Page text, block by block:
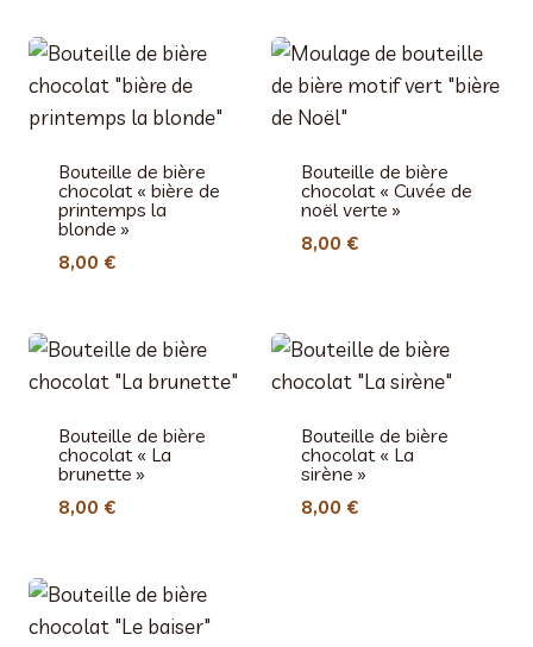
Bouteille de bière
chocolat « bière de
printemps la
blonde »
8,00 €
Bouteille de bière
chocolat « Cuvée de
noël verte »
8,00 €
Bouteille de bière
chocolat « La
brunette »
8,00 €
Bouteille de bière
chocolat « La
sirène »
8,00 €